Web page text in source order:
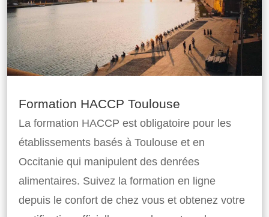
Formation HACCP Toulouse
La formation HACCP est obligatoire pour les
établissements basés à Toulouse et en
Occitanie qui manipulent des denrées
alimentaires. Suivez la formation en ligne
depuis le confort de chez vous et obtenez votre